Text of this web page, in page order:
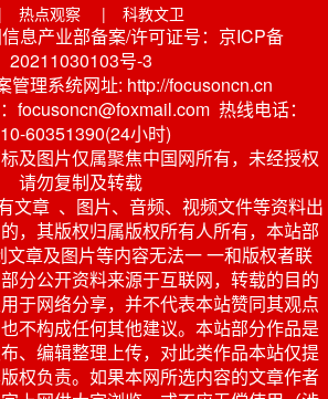
| 热点观察 | 科教文卫
息产业部备案/许可证号：京ICP备
20211030103号-3
管理系统网址: http://focusoncn.cn
focusoncn@foxmail.com 热线电话：
60351390(24小时)
及图片仅属聚焦中国网所有，未经授权
请勿复制及转载
文章 、图片、音频、视频文件等资料出
，其版权归属版权所有人所有，本站部
文章及图片等内容无法一 一和版权者联
分公开资料来源于互联网，转载的目的
于网络分享，并不代表本站赞同其观点
不构成任何其他建议。本站部分作品是
、编辑整理上传，对此类作品本站仅提
权负责。如果本网所选内容的文章作者